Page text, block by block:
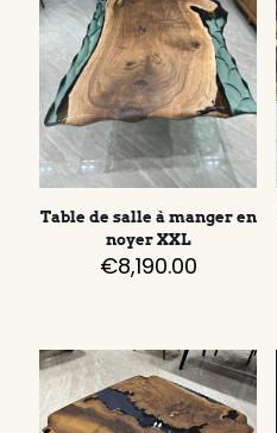
Table de salle à manger en
noyer XXL
€8,190.00